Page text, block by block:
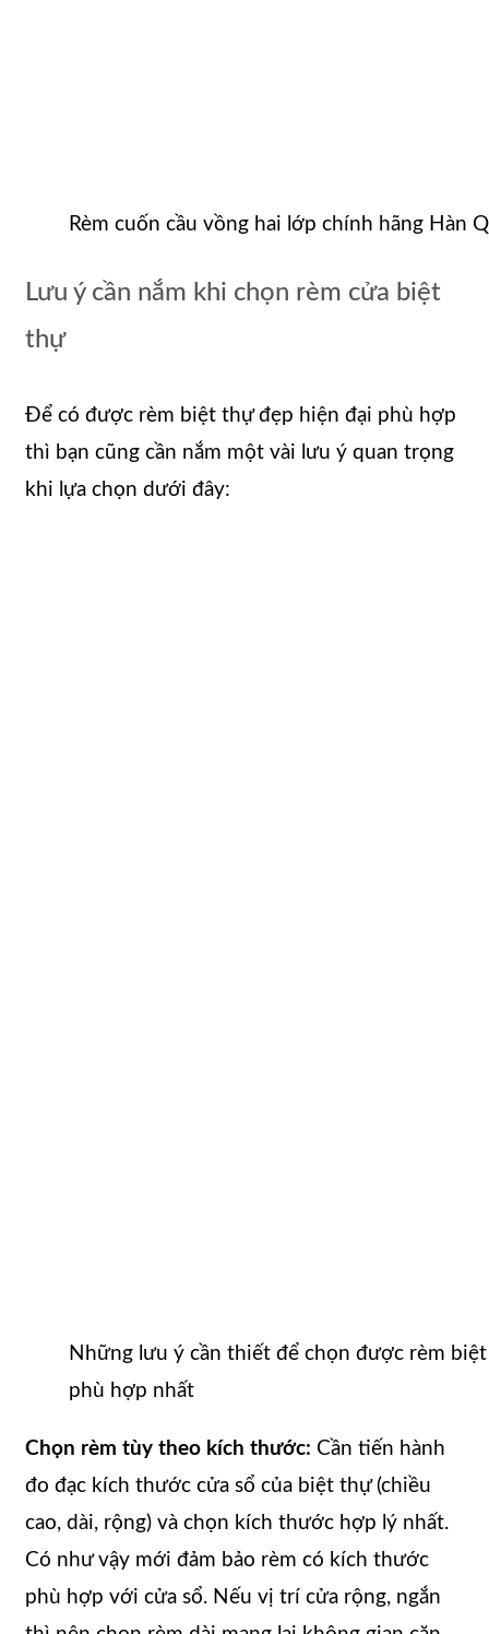
Rèm cuốn cầu vồng hai lớp chính hãng Hàn
Lưu ý cần nắm khi chọn rèm cửa biệt
thự
Để có được rèm biệt thự đẹp hiện đại phù hợp
thì bạn cũng cần nắm một vài lưu ý quan trọng
khi lựa chọn dưới đây:
Những lưu ý cần thiết để chọn được rèm
phù hợp nhất
Chọn rèm tùy theo kích thước: Cần tiến hành
đo đạc kích thước cửa sổ của biệt thự (chiều
cao, dài, rộng) và chọn kích thước hợp lý nhất.
Có như vậy mới đảm bảo rèm có kích thước
phù hợp với cửa sổ. Nếu vị trí cửa rộng, ngắn